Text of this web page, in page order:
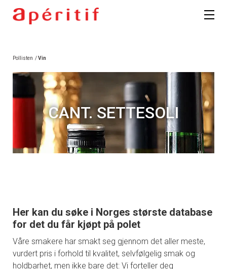
Pollisten /Vin
CANT. SETTESOLI
Her kan du søke i Norges største database
for det du får kjøpt på polet
Våre smakere har smakt seg gjennom det aller meste,
vurdert pris i forhold til kvalitet, selvfølgelig smak og
holdbarhet, men ikke bare det: Vi forteller deg